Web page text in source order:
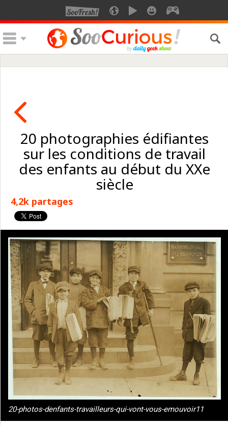
20 photographies édifiantes
sur les conditions de travail
des enfants au début du XXe
siècle
4,2k partages
20-photos-denfants-travailleurs-qui-vont-vous-emouvoir11